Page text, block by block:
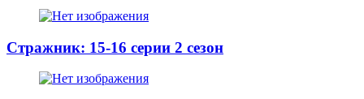
Стражник: 15-16 серии 2 сезон